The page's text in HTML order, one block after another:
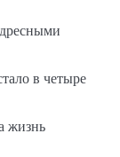
в четыре
жизнь